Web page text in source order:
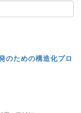
のための構造化プロ